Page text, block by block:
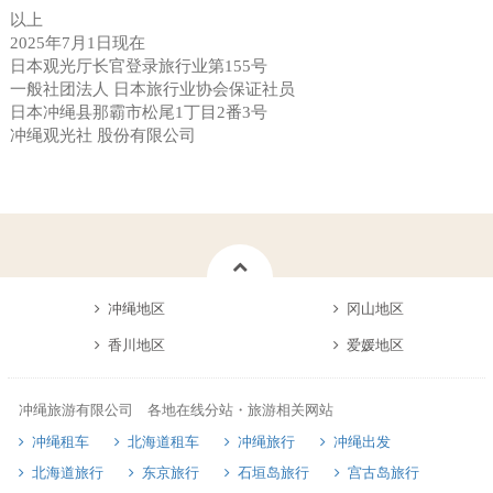
以上
2025年7月1日现在
日本观光厅长官登录旅行业第155号
一般社团法人 日本旅行业协会保证社员
日本冲绳县那霸市松尾1丁目2番3号
冲绳观光社 股份有限公司
冲绳地区 冈山地区
香川地区 爱媛地区
冲绳旅游有限公司 各地在线分站・旅游相关网站
冲绳租车
北海道租车 冲绳旅行
冲绳出发
北海道旅行
东京旅行 石垣岛旅行 宫古岛旅行